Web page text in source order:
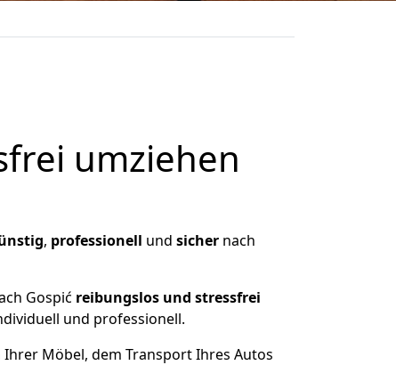
umziehen
, professionell und sicher nach
Gospić reibungslos und stressfrei
und professionell.
Möbel, dem Transport Ihres Autos